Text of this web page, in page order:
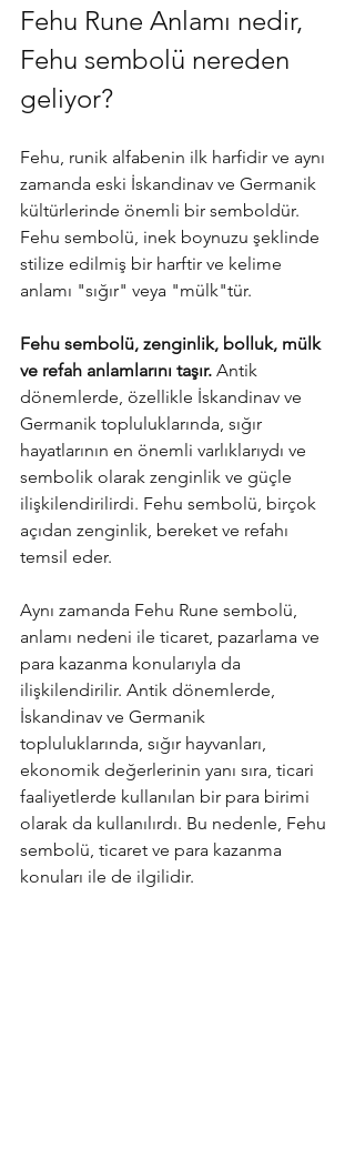
Fehu Rune Anlamı nedir,
Fehu sembolü nereden
geliyor?
Fehu, runik alfabenin ilk harfidir ve aynı
zamanda eski İskandinav ve Germanik
kültürlerinde önemli bir semboldür.
Fehu sembolü, inek boynuzu şeklinde
stilize edilmiş bir harftir ve kelime
anlamı "sığır" veya "mülk"tür.
Fehu sembolü, zenginlik, bolluk, mülk
ve refah anlamlarını taşır. Antik
dönemlerde, özellikle İskandinav ve
Germanik topluluklarında, sığır
hayatlarının en önemli varlıklarıydı ve
sembolik olarak zenginlik ve güçle
ilişkilendirilirdi. Fehu sembolü, birçok
açıdan zenginlik, bereket ve refahı
temsil eder.
Aynı zamanda Fehu Rune sembolü,
anlamı nedeni ile ticaret, pazarlama ve
para kazanma konularıyla da
ilişkilendirilir. Antik dönemlerde,
İskandinav ve Germanik
topluluklarında, sığır hayvanları,
ekonomik değerlerinin yanı sıra, ticari
faaliyetlerde kullanılan bir para birimi
olarak da kullanılırdı. Bu nedenle, Fehu
sembolü, ticaret ve para kazanma
konuları ile de ilgilidir.